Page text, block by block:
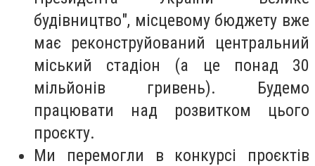
будівництво", місцевому бюджету вже
має реконструйований центральний
міський стадіон (а це понад 30
мільйонів гривень). Будемо
працювати над розвитком цього
проєкту.
Ми перемогли в конкурсі проєктів